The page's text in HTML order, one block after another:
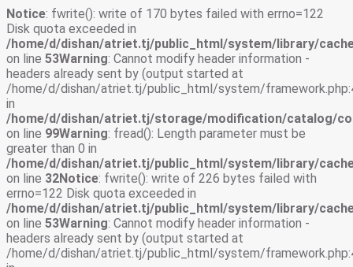
Notice: fwrite(): write of 170 bytes failed with errno=122
Disk quota exceeded in
/home/d/dishan/atriet.tj/public_html/system/library/
on line 53Warning: Cannot modify header information -
headers already sent by (output started at
/home/d/dishan/atriet.tj/public_html/system/
in
/home/d/dishan/atriet.tj/storage/modification/catalog/
on line 99Warning: fread(): Length parameter must be
greater than 0 in
/home/d/dishan/atriet.tj/public_html/system/library/
on line 32Notice: fwrite(): write of 226 bytes failed with
errno=122 Disk quota exceeded in
/home/d/dishan/atriet.tj/public_html/system/library/
on line 53Warning: Cannot modify header information -
headers already sent by (output started at
/home/d/dishan/atriet.tj/public_html/system/